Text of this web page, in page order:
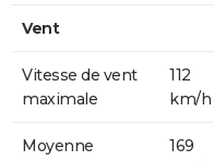
Vent
Vitesse de vent
maximale
112
km/h
Moyenne
169